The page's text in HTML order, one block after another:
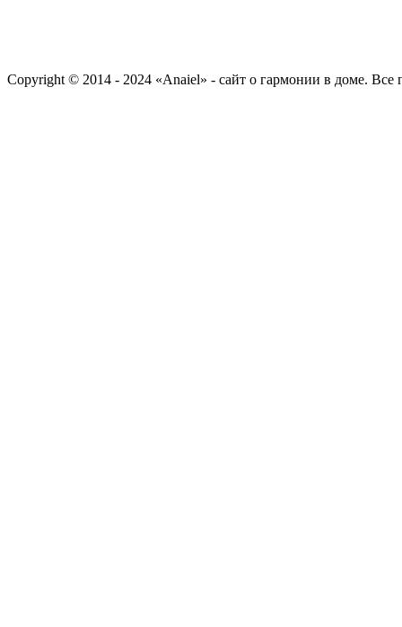
Copyright © 2014 - 2024 «Anaiel» - сайт о гармонии в доме.